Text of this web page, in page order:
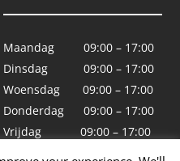
Maandag 09:00 – 17:00
Dinsdag 09:00 – 17:00
Woensdag 09:00 – 17:00
Donderdag 09:00 – 17:00
Vrijdag 09:00 – 17:00